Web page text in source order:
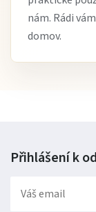
nám. Rádi
domov.
Přihlášení k